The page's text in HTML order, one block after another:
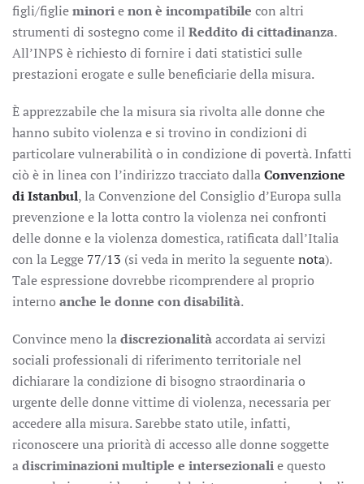
figli/figlieminorienon è incompatibile con altri
strumenti di sostegno come il Reddito di cittadinanza.
All’INPS è richiesto di fornire i dati statistici sulle
prestazioni erogate e sulle beneficiarie della misura.
È apprezzabile che la misura sia rivolta alle donne che
hanno subito violenza e si trovino in condizioni di
particolare vulnerabilità o in condizione di povertà. Infatti
ciò è in linea con l’indirizzo tracciato dallaConvenzione
di Istanbul, la Convenzione del Consiglio d’Europa sulla
prevenzione e la lotta contro la violenza nei confronti
delle donne e la violenza domestica, ratificata dall’Italia
con la Legge 77/13 (si veda in merito la seguentenota).
Tale espressione dovrebbe ricomprendere al proprio
interno anche le donne con disabilità.
Convince meno ladiscrezionalitàaccordata ai servizi
sociali professionali di riferimento territoriale nel
dichiarare la condizione di bisogno straordinaria o
urgente delle donne vittime di violenza, necessaria per
accedere alla misura. Sarebbe stato utile, infatti,
riconoscere una priorità di accesso alle donne soggette
adiscriminazioni multiple e intersezionalie questo